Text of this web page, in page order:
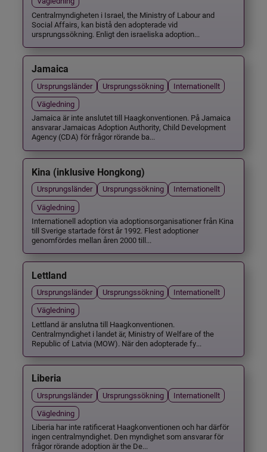
Centralmyndigheten i Israel, the Ministry of Labour and
Social Affairs, kan bistå den adopterade vid
ursprungssökning. Enligt den israeliska adoption...
Jamaica
Ursprungsländer Ursprungssökning
Internationellt
Vägledning
Jamaica är inte anslutet till Haagkonventionen. På Jamaica
ansvarar Jamaicas Adoption Authority, Child Development
Agency (CDA) för frågor rörande ba...
Kina (inklusive Hongkong)
Ursprungsländer Ursprungssökning
Internationellt
Vägledning
Internationell adoption via adoptionsorganisationer från Kina
till Sverige startade först år 1992. Flest adoptioner
genomfördes mellan åren 2000 till...
Lettland
Ursprungsländer Ursprungssökning
Internationellt
Vägledning
Lettland är anslutna till Haagkonventionen.
Centralmyndighet i landet är, Ministry of Welfare of the
Republic of Latvia (MOW). När den adopterade fy...
Liberia
Ursprungsländer Ursprungssökning
Internationellt
Vägledning
Liberia har inte ratificerat Haagkonventionen och har därför
ingen centralmyndighet. Den myndighet som ansvarar för
frågor rörande adoption är the De...